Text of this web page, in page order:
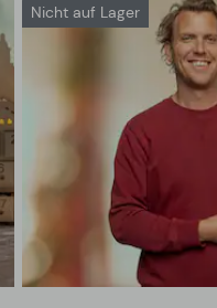
Nicht auf Lager